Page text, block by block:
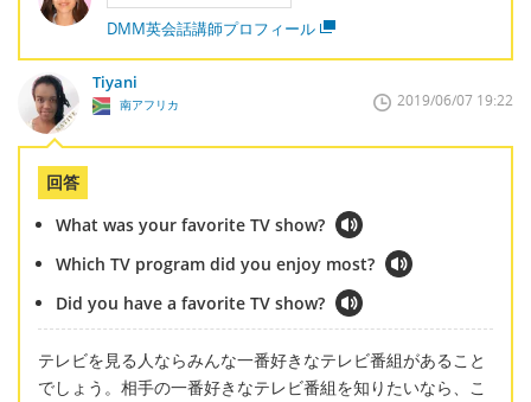
DMM英会話講師プロフィール
Tiyani
南アフリカ 2019/06/07 19:22
回答
What was your favorite TV show?
Which TV program did you enjoy most?
Did you have a favorite TV show?
テレビを見る人ならみんな一番好きなテレビ番組があること
でしょう。相手の一番好きなテレビ番組を知りたいなら、こ